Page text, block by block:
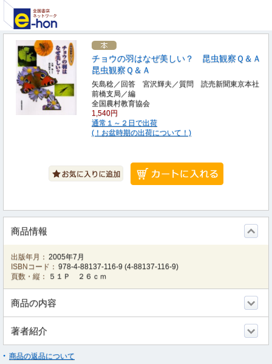
チョウの羽はなぜ美しい？ 昆虫観察Ｑ＆Ａ
昆虫観察Ｑ＆Ａ
矢島稔／回答 宮沢輝夫／質問 読売新聞東京本社
前橋支局／編
全国農村教育協会
1,540円
通常１～２日で出荷
(！お盆時期の出荷について！)
商品情報
出版年月： 2005年7月
ISBNコード： 978-4-88137-116-9 (4-88137-116-9)
頁数・縦：
５１Ｐ ２６ｃｍ
商品の内容
著者紹介
商品の返品について